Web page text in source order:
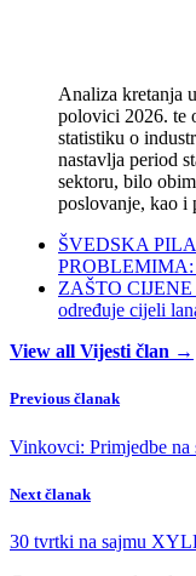
Analiza kretanja
polovici 2026. te
statistiku o
nastavlja period
sektoru, bilo
poslovanje, kao i
ŠVEDSKA
PROBLEMIMA:
ZAŠTO
određuje cijeli
View all Vijesti član →
Previous članak
Vinkovci: Primjedbe na
Next članak
30 tvrtki na sajmu